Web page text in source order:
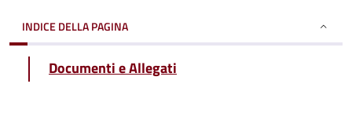
INDICE DELLA PAGINA
Documenti e Allegati